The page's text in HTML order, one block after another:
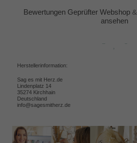
Bewertungen Geprüfter Webshop&
ansehen
Herstellerinformation:
Sag es mit Herz.de
Lindenplatz 14
35274 Kirchhain
Deutschland
info@sagesmitherz.de